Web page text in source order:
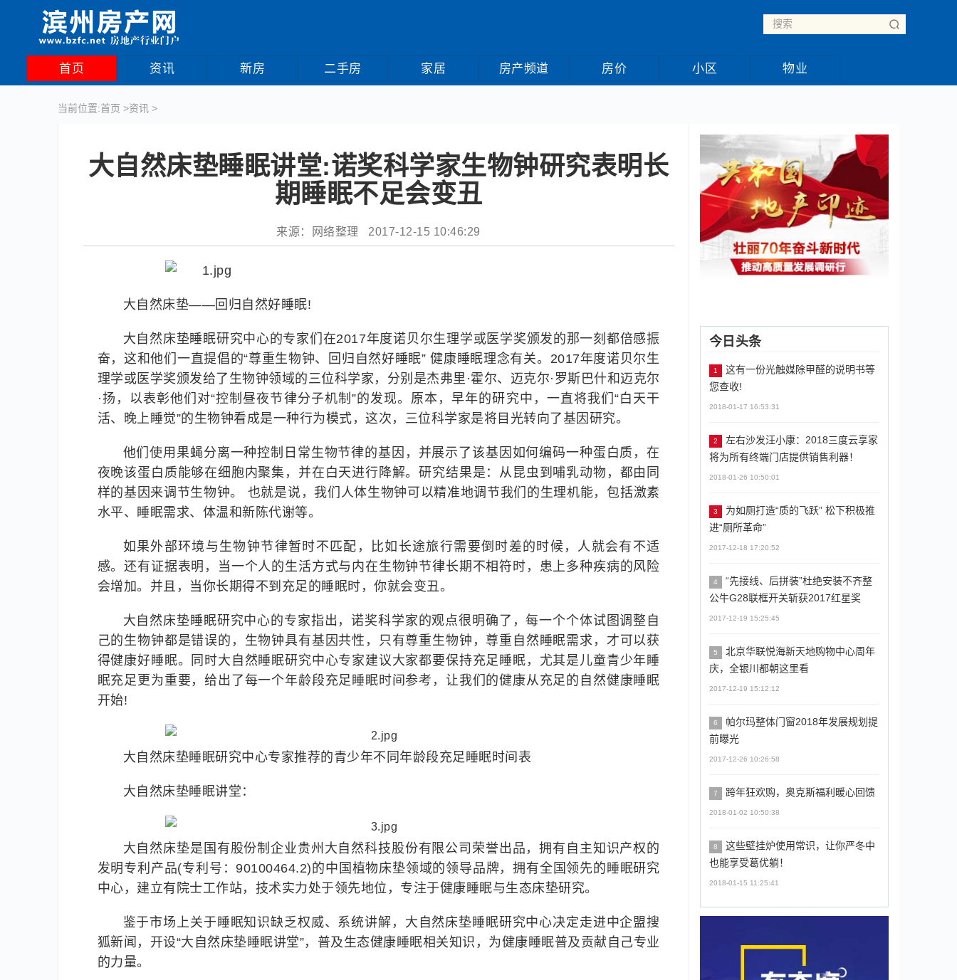
首页 资讯 新房 二手房 家居 房产频道 房价 小区 物业
当前位置:首页 >资讯 >
大自然床垫睡眠讲堂:诺奖科学家生物钟研究表明长
期睡眠不足会变丑
来源：网络整理 2017-12-15 10:46:29
大自然床垫——回归自然好睡眠!
大自然床垫睡眠研究中心的专家们在2017年度诺贝尔生理学或医学奖颁发的那一刻都倍感振
奋，这和他们一直提倡的“尊重生物钟、回归自然好睡眠” 健康睡眠理念有关。2017年度诺贝尔生
理学或医学奖颁发给了生物钟领域的三位科学家，分别是杰弗里·霍尔、迈克尔·罗斯巴什和迈克尔
·扬，以表彰他们对“控制昼夜节律分子机制”的发现。原本，早年的研究中，一直将我们“白天干
活、晚上睡觉”的生物钟看成是一种行为模式，这次，三位科学家是将目光转向了基因研究。
他们使用果蝇分离一种控制日常生物节律的基因，并展示了该基因如何编码一种蛋白质，在
夜晚该蛋白质能够在细胞内聚集，并在白天进行降解。研究结果是：从昆虫到哺乳动物，都由同
样的基因来调节生物钟。 也就是说，我们人体生物钟可以精准地调节我们的生理机能，包括激素
水平、睡眠需求、体温和新陈代谢等。
如果外部环境与生物钟节律暂时不匹配，比如长途旅行需要倒时差的时候，人就会有不适
感。还有证据表明，当一个人的生活方式与内在生物钟节律长期不相符时，患上多种疾病的风险
会增加。并且，当你长期得不到充足的睡眠时，你就会变丑。
大自然床垫睡眠研究中心的专家指出，诺奖科学家的观点很明确了，每一个个体试图调整自
己的生物钟都是错误的，生物钟具有基因共性，只有尊重生物钟，尊重自然睡眠需求，才可以获
得健康好睡眠。同时大自然睡眠研究中心专家建议大家都要保持充足睡眠，尤其是儿童青少年睡
眠充足更为重要，给出了每一个年龄段充足睡眠时间参考，让我们的健康从充足的自然健康睡眠
开始!
大自然床垫睡眠研究中心专家推荐的青少年不同年龄段充足睡眠时间表
大自然床垫睡眠讲堂：
大自然床垫是国有股份制企业贵州大自然科技股份有限公司荣誉出品，拥有自主知识产权的
发明专利产品(专利号：90100464.2)的中国植物床垫领域的领导品牌，拥有全国领先的睡眠研究
中心，建立有院士工作站，技术实力处于领先地位，专注于健康睡眠与生态床垫研究。
鉴于市场上关于睡眠知识缺乏权威、系统讲解，大自然床垫睡眠研究中心决定走进中企盟搜
狐新闻，开设“大自然床垫睡眠讲堂”，普及生态健康睡眠相关知识，为健康睡眠普及贡献自己专业
的力量。
今日头条
1
这有一份光触媒除甲醛的说明书等
您查收!
2018-01-17 16:53:31
2
左右沙发汪小康：2018三度云享家
将为所有终端门店提供销售利器！
2018-01-26 10:50:01
3
为如厕打造“质的飞跃” 松下积极推
进“厕所革命”
2017-12-18 17:20:52
4
“先接线、后拼装”杜绝安装不齐整
公牛G28联框开关斩获2017红星奖
2017-12-19 15:25:45
5
北京华联悦海新天地购物中心周年
庆，全银川都朝这里看
2017-12-19 15:12:12
6
帕尔玛整体门窗2018年发展规划提
前曝光
2017-12-26 10:26:58
7 跨年狂欢购，奥克斯福利暖心回馈
2018-01-02 10:50:38
8
这些壁挂炉使用常识，让你严冬中
也能享受葛优躺！
2018-01-15 11:25:41